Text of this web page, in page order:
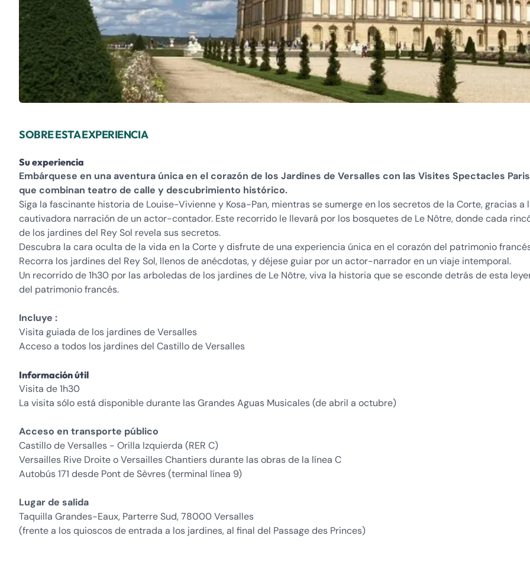
SOBRE ESTA EXPERIENCIA
Su experiencia
Embárquese en una aventura única en el corazón de los Jardines de Versalles con las Visites Spectacles
que combinan teatro de calle y descubrimiento histórico.
Siga la fascinante historia de Louise-Vivienne y Kosa-Pan, mientras se sumerge en los secretos de la Corte, gracias a
cautivadora narración de un actor-contador. Este recorrido le llevará por los bosquetes de Le Nôtre, donde cada
de los jardines del Rey Sol revela sus secretos.
Descubra la cara oculta de la vida en la Corte y disfrute de una experiencia única en el corazón del patrimonio
Recorra los jardines del Rey Sol, llenos de anécdotas, y déjese guiar por un actor-narrador en un viaje intemporal.
Un recorrido de 1h30 por las arboledas de los jardines de Le Nôtre, viva la historia que se esconde detrás de esta
del patrimonio francés.
Incluye :
Visita guiada de los jardines de Versalles
Acceso a todos los jardines del Castillo de Versalles
Información útil
Visita de 1h30
La visita sólo está disponible durante las Grandes Aguas Musicales (de abril a octubre)
Acceso en transporte público
Castillo de Versalles - Orilla Izquierda (RER C)
Versailles Rive Droite o Versailles Chantiers durante las obras de la línea C
Autobús 171 desde Pont de Sèvres (terminal línea 9)
Lugar de salida
Taquilla Grandes-Eaux, Parterre Sud, 78000 Versalles
(frente a los quioscos de entrada a los jardines, al final del Passage des Princes)